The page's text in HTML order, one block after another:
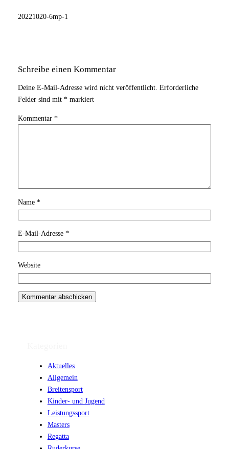
20221020-6mp-1
Schreibe einen Kommentar
Deine E-Mail-Adresse wird nicht veröffentlicht. Erforderliche
Felder sind mit *markiert
Kommentar *
Name *
E-Mail-Adresse *
Website
Aktuelles
Allgemein
Breitensport
Kinder- und Jugend
Leistungssport
Masters
Regatta